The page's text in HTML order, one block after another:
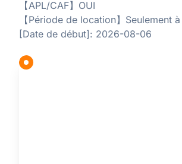
【APL/CAF】OUI
【Période de location】Seulement
[Date de début]: 2026-08-06